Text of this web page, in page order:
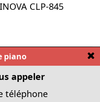
CLP-845
Pianos numériques
CLP-845,
»
piano
appeler
téléphone